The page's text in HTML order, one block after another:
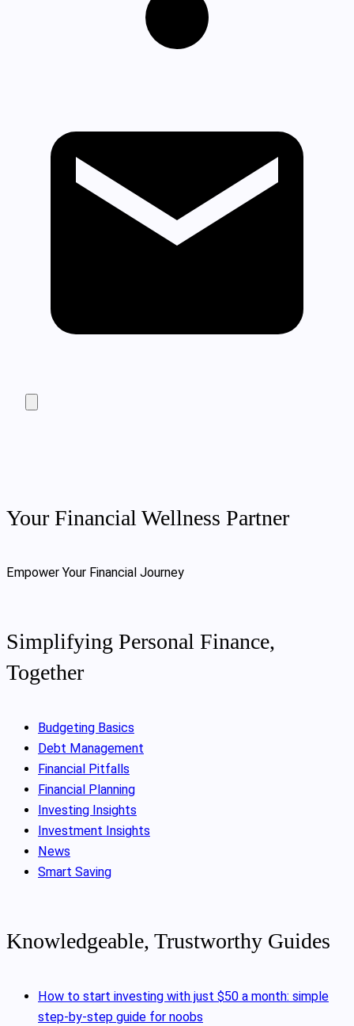
Your Financial Wellness Partner
Empower Your Financial Journey
Simplifying Personal Finance,
Together
Budgeting Basics
Debt Management
Financial Pitfalls
Financial Planning
Investing Insights
Investment Insights
News
Smart Saving
Knowledgeable, Trustworthy Guides
How to start investing with just $50 a month: simple
step-by-step guide for noobs